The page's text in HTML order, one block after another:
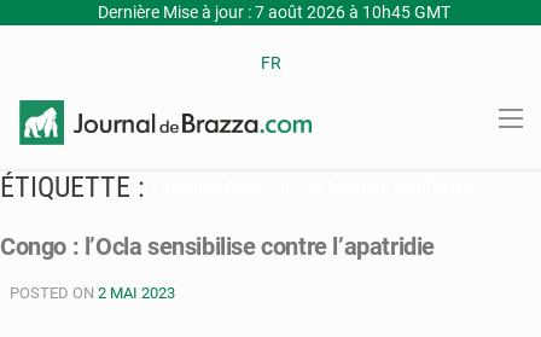
Dernière Mise à jour : 7 août 2026 à 10h45 GMT
FR
ÉTIQUETTE :
Congo : l’Ocla sensibilise contre l’apatridie
POSTED ON 2 MAI 2023